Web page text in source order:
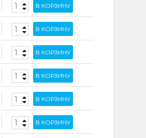
В КОРЗИНУ
В КОРЗИНУ
В КОРЗИНУ
В КОРЗИНУ
В КОРЗИНУ
В КОРЗИНУ